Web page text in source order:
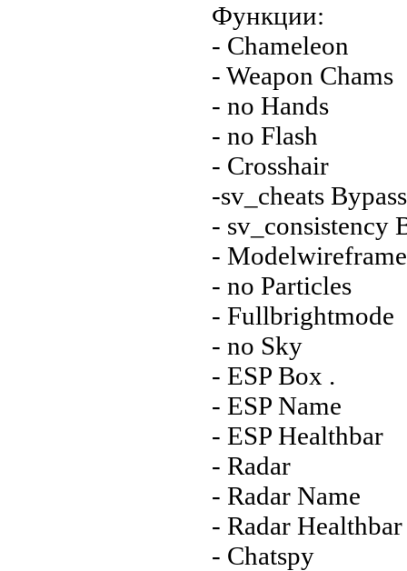
Функции:
- Chameleon
- Weapon Chams
- no Hands
- no Flash
- Crosshair
-sv_cheats Bypass
- sv_consistency
- Modelwireframe
- no Particles
- Fullbrightmode
- no Sky
- ESP Box .
- ESP Name
- ESP Healthbar
- Radar
- Radar Name
- Radar Healthbar
- Chatspy